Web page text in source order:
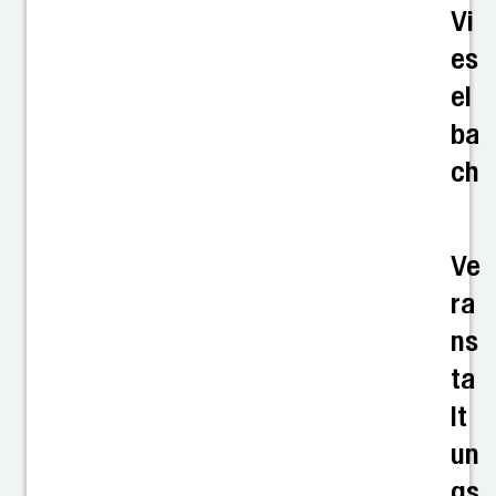
Vi
es
el
ba
ch
Ve
ra
ns
ta
lt
un